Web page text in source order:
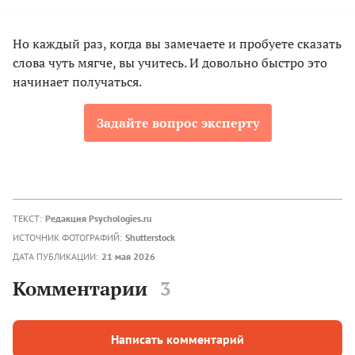
Но каждый раз, когда вы замечаете и пробуете сказать
слова чуть мягче, вы учитесь. И довольно быстро это
начинает получаться.
Задайте вопрос эксперту
ТЕКСТ: Редакция Psychologies.ru
ИСТОЧНИК ФОТОГРАФИЙ: Shutterstock
ДАТА ПУБЛИКАЦИИ: 21 мая 2026
Комментарии 3
Написать комментарий